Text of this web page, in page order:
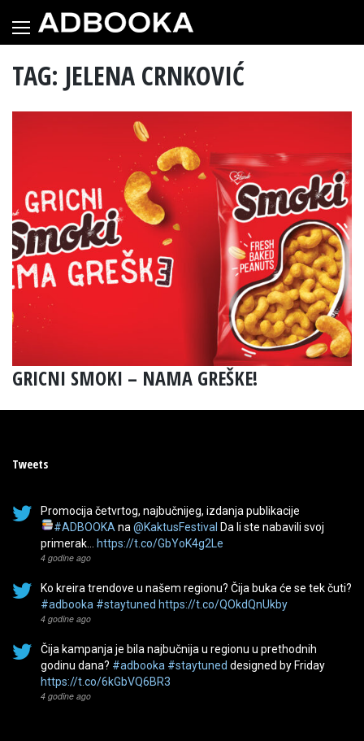
content
TAG: JELENA CRNKOVIĆ
GRICNI SMOKI – NAMA GREŠKE!
Tweets
Promocija četvrtog, najbučnijeg, izdanja publikacije
#ADBOOKA na @KaktusFestival Da li ste nabavili svoj
primerak…
https://t.co/GbYoK4g2Le
4 godine ago
Ko kreira trendove u našem regionu? Čija buka će se tek čuti?
#adbooka #staytuned https://t.co/QOkdQnUkby
4 godine ago
Čija kampanja je bila najbučnija u regionu u prethodnih
godinu dana? #adbooka #staytuned designed by Friday
https://t.co/6kGbVQ6BR3
4 godine ago